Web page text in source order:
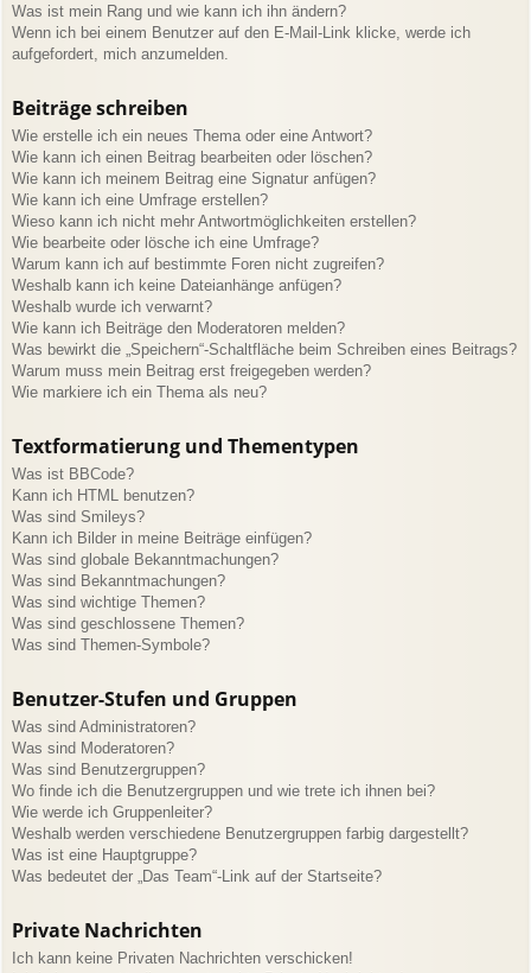
Was ist mein Rang und wie kann ich ihn ändern?
Wenn ich bei einem Benutzer auf den E-Mail-Link klicke, werde ich
aufgefordert, mich anzumelden.
Beiträge schreiben
Wie erstelle ich ein neues Thema oder eine Antwort?
Wie kann ich einen Beitrag bearbeiten oder löschen?
Wie kann ich meinem Beitrag eine Signatur anfügen?
Wie kann ich eine Umfrage erstellen?
Wieso kann ich nicht mehr Antwortmöglichkeiten erstellen?
Wie bearbeite oder lösche ich eine Umfrage?
Warum kann ich auf bestimmte Foren nicht zugreifen?
Weshalb kann ich keine Dateianhänge anfügen?
Weshalb wurde ich verwarnt?
Wie kann ich Beiträge den Moderatoren melden?
Was bewirkt die „Speichern“-Schaltfläche beim Schreiben eines Beitrags?
Warum muss mein Beitrag erst freigegeben werden?
Wie markiere ich ein Thema als neu?
Textformatierung und Thementypen
Was ist BBCode?
Kann ich HTML benutzen?
Was sind Smileys?
Kann ich Bilder in meine Beiträge einfügen?
Was sind globale Bekanntmachungen?
Was sind Bekanntmachungen?
Was sind wichtige Themen?
Was sind geschlossene Themen?
Was sind Themen-Symbole?
Benutzer-Stufen und Gruppen
Was sind Administratoren?
Was sind Moderatoren?
Was sind Benutzergruppen?
Wo finde ich die Benutzergruppen und wie trete ich ihnen bei?
Wie werde ich Gruppenleiter?
Weshalb werden verschiedene Benutzergruppen farbig dargestellt?
Was ist eine Hauptgruppe?
Was bedeutet der „Das Team“-Link auf der Startseite?
Private Nachrichten
Ich kann keine Privaten Nachrichten verschicken!